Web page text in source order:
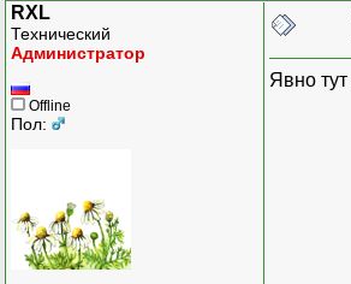
RXL
Технический
Администратор
Offline
Пол:
Явно